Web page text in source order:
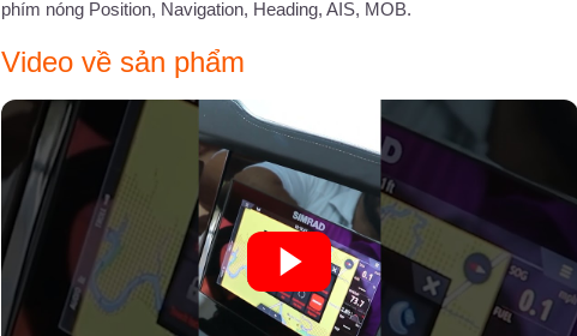
phím nóng Position, Navigation, Heading, AIS, MOB.
Video về sản phẩm